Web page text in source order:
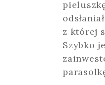
z której
Szybko